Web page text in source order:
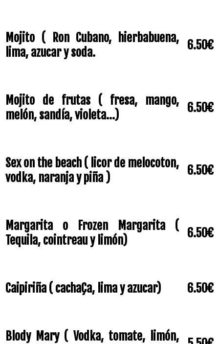
Mojito ( Ron Cubano, hierbabuena,
lima, azucar y soda.
6.50€
Mojito de frutas ( fresa, mango,
melón, sandía, violeta...)
6.50€
Sex on the beach ( licor de melocoton,
vodka, naranja y piña )
6.50€
Margarita o Frozen Margarita (
Tequila, cointreau y limón)
6.50€
Caipiriña ( cachaÇa, lima y azucar) 6.50€
Blody Mary ( Vodka, tomate, limón,